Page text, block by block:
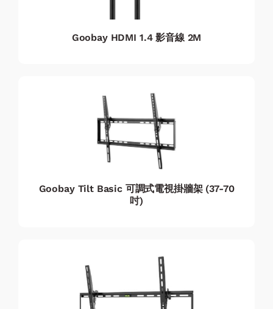
Goobay HDMI 1.4 影音線 2M
Goobay Tilt Basic 可調式電視掛牆架 (37-70
吋)